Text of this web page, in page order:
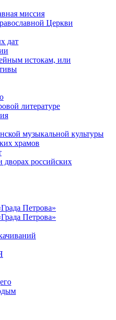
миссия
Церкви
дат
истокам, или
литературе
музыкальной культуры
храмов
дворах российских
Петрова»
Петрова»